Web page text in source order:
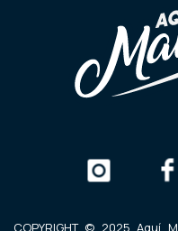
COPYRIGHT © 2025 Aquí